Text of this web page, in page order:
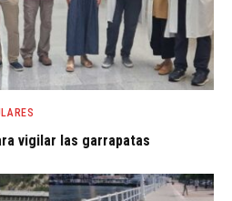
vigilar las garrapatas